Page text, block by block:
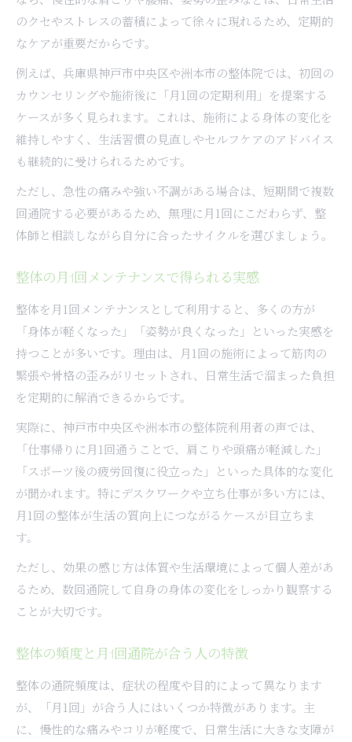
のクセやストレスの蓄積によって徐々に現れるため、定期的
なケアが重要だからです。
例えば、兵庫県神戸市中央区や洲本市の整体院では、初回の
カウンセリングや施術後に「月1回の定期利用」を提案する
ケースが多く見られます。これは、施術による身体の変化を
維持しやすく、生活習慣の見直しやセルフケアのアドバイス
も継続的に受けられるためです。
ただし、急性の痛みや強い不調がある場合は、短期間で複数
回通院する必要があるため、無理に月1回にこだわらず、整
体師と相談しながら自分に合ったサイクルを選びましょう。
整体の月1回メンテナンスで得られる実感
整体を月1回メンテナンスとして利用すると、多くの方が
「身体が軽くなった」「姿勢が良くなった」といった実感を
持つことが多いです。理由は、月1回の施術によって筋肉の
緊張や骨格の歪みがリセットされ、日常生活で溜まった負担
を定期的に解消できるからです。
実際に、神戸市中央区や洲本市の整体院利用者の声では、
「仕事帰りに月1回通うことで、肩こりや頭痛が軽減した」
「スポーツ後の疲労回復に役立った」といった具体的な変化
が聞かれます。特にデスクワークや立ち仕事が多い方には、
月1回の整体が生活の質向上につながるケースが目立ちま
す。
ただし、効果の感じ方は体質や生活環境によって個人差があ
るため、数回通院して自身の身体の変化をしっかり観察する
ことが大切です。
整体の頻度と月1回通院が合う人の特徴
整体の通院頻度は、症状の程度や目的によって異なります
が、「月1回」が合う人にはいくつか特徴があります。主
に、慢性的な痛みやコリが軽度で、日常生活に大きな支障が